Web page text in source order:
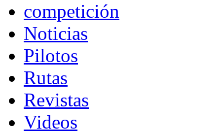
competición
Noticias
Pilotos
Rutas
Revistas
Videos